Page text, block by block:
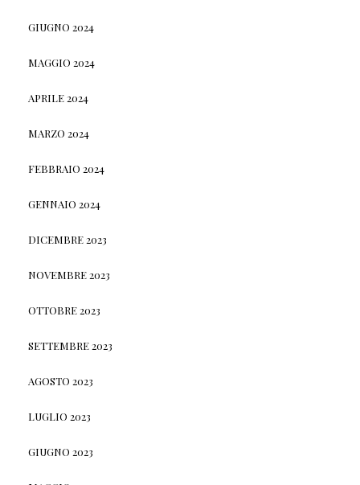
GIUGNO 2024
MAGGIO 2024
APRILE 2024
MARZO 2024
FEBBRAIO 2024
GENNAIO 2024
DICEMBRE 2023
NOVEMBRE 2023
OTTOBRE 2023
SETTEMBRE 2023
AGOSTO 2023
LUGLIO 2023
GIUGNO 2023